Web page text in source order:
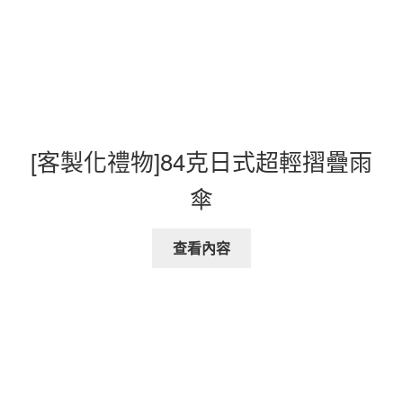
[客製化禮物]84克日式超輕摺疊雨
傘
查看內容